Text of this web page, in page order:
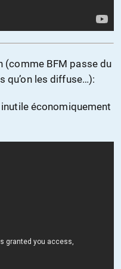
(comme BFM passe du
qu’on les diffuse…):
économiquement